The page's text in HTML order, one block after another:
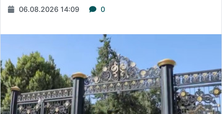
06.08.2026 14:09 0